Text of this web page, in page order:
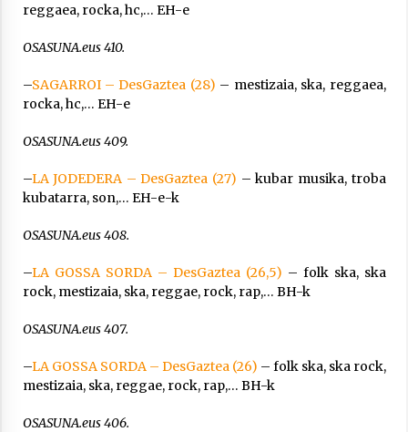
reggaea, rocka, hc,… EH-e
OSASUNA.eus 410.
–SAGARROI – DesGaztea (28) – mestizaia, ska, reggaea,
rocka, hc,… EH-e
OSASUNA.eus 409.
–LA JODEDERA – DesGaztea (27) – kubar musika, troba
kubatarra, son,… EH-e-k
OSASUNA.eus 408.
–LA GOSSA SORDA – DesGaztea (26,5) – folk ska, ska
rock, mestizaia, ska, reggae, rock, rap,… BH-k
OSASUNA.eus 407.
–LA GOSSA SORDA – DesGaztea (26) – folk ska, ska rock,
mestizaia, ska, reggae, rock, rap,… BH-k
OSASUNA.eus 406.